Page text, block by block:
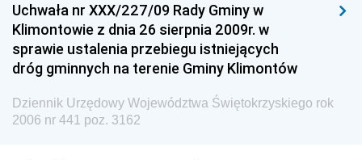
Uchwała nr XXX/227/09 Rady Gminy w
Klimontowie z dnia 26 sierpnia 2009r. w
sprawie ustalenia przebiegu istniejących
dróg gminnych na terenie Gminy Klimontów
Dziennik Urzędowy Województwa Świętokrzyskiego rok
2006 nr 441 poz. 3162